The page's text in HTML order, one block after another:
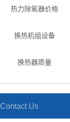
热力除氧器价格
换热机组设备
换热器质量
Contact Us